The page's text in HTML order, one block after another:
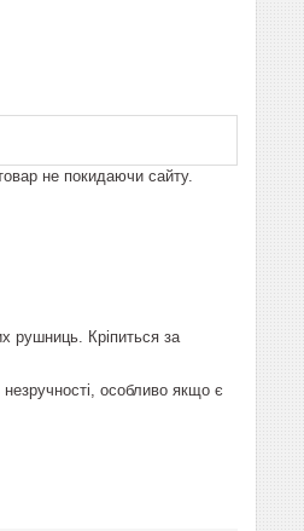
не покидаючи сайту.
рушниць. Кріпиться за
особливо якщо є